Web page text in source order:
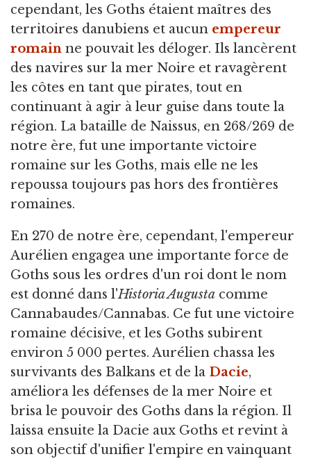
cependant, les Goths étaient maîtres des
territoires danubiens et aucun empereur
romain ne pouvait les déloger. Ils lancèrent
des navires sur la mer Noire et ravagèrent
les côtes en tant que pirates, tout en
continuant à agir à leur guise dans toute la
région. La bataille de Naissus, en 268/269 de
notre ère, fut une importante victoire
romaine sur les Goths, mais elle ne les
repoussa toujours pas hors des frontières
romaines.
En 270 de notre ère, cependant, l'empereur
Aurélien engagea une importante force de
Goths sous les ordres d'un roi dont le nom
est donné dans l'Historia Augusta comme
Cannabaudes/Cannabas. Ce fut une victoire
romaine décisive, et les Goths subirent
environ 5 000 pertes. Aurélien chassa les
survivants des Balkans et de la Dacie,
améliora les défenses de la mer Noire et
brisa le pouvoir des Goths dans la région. Il
laissa ensuite la Dacie aux Goths et revint à
son objectif d'unifier l'empire en vainquant